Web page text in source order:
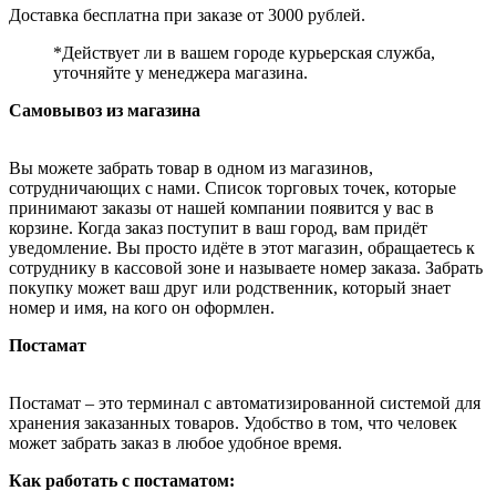
Доставка бесплатна при заказе от 3000 рублей.
*Действует ли в вашем городе курьерская служба,
уточняйте у менеджера магазина.
Самовывоз из магазина
Вы можете забрать товар в одном из магазинов,
сотрудничающих с нами. Список торговых точек, которые
принимают заказы от нашей компании появится у вас в
корзине. Когда заказ поступит в ваш город, вам придёт
уведомление. Вы просто идёте в этот магазин, обращаетесь к
сотруднику в кассовой зоне и называете номер заказа. Забрать
покупку может ваш друг или родственник, который знает
номер и имя, на кого он оформлен.
Постамат
Постамат – это терминал с автоматизированной системой для
хранения заказанных товаров. Удобство в том, что человек
может забрать заказ в любое удобное время.
Как работать с постаматом: